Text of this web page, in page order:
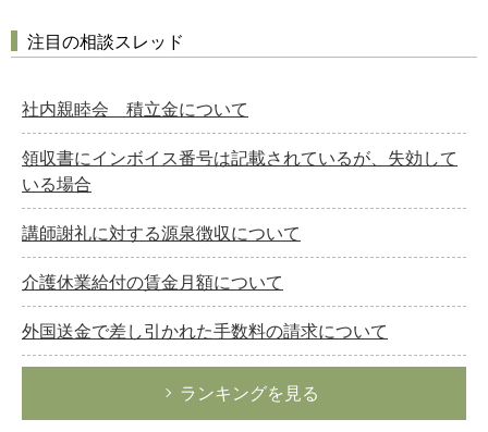
注目の相談スレッド
社内親睦会 積立金について
領収書にインボイス番号は記載されているが、失効して
いる場合
講師謝礼に対する源泉徴収について
介護休業給付の賃金月額について
外国送金で差し引かれた手数料の請求について
ランキングを見る